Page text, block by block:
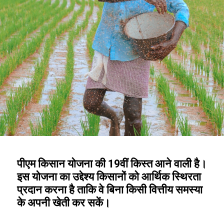
पीएम किसान योजना की 19वीं किस्त आने वाली है।
इस योजना का उद्देश्य किसानों को आर्थिक स्थिरता
प्रदान करना है ताकि वे बिना किसी वित्तीय समस्या
के अपनी खेती कर सकें।